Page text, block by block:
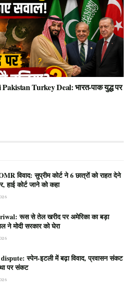
Turkey Deal: भारत-पाक युद्ध पर
विवाद: सुप्रीम कोर्ट ने 6 छात्रों को राहत देने
हाई कोर्ट जाने को कहा
रूस से तेल खरीद पर अमेरिका का बड़ा
ने मोदी सरकार को घेरा
स्पेन-इटली में बढ़ा विवाद, प्रवासन संकट
पर संकट